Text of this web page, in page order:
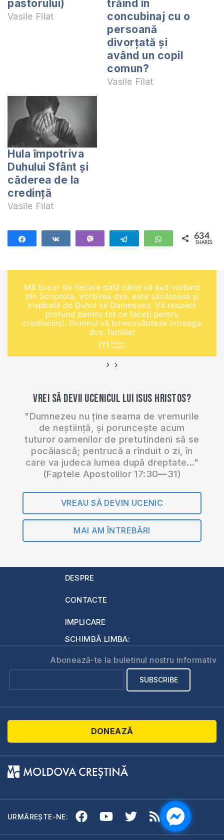
pastorului)
Vasile Filat
trăind în
concubinaj cu o
persoană
divorțată și
având un copil
comun?
Vasile Filat
Hula împotriva
Duhului Sfânt și
căderea de la
credință
Vasile Filat
Telegram WhatsApp
634
SHARES
‹ ›
Vrei să devii ucenicul lui Isus Hristos?
"Dumnezeu nu ține seama de vremurile
de neștiință, și poruncește acum
tuturor oamenilor de pretutindeni să se
pocăiască; pentrucă a rînduit o zi, în
care va judeca lumea după dreptate..."
(Faptele Apostolilor 17:30—31)
VREAU SĂ DEVIN UCENIC
MAI AM ÎNTREBĂRI
DESPRE
CONTACTE
IMPLICARE
SCHIMBĂ LIMBA:
Abonează-te la buletinul nostru informativ
DONEAZĂ
URMĂREȘTE-NE: